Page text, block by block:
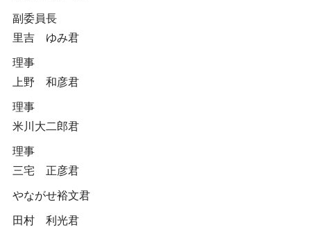
副委員長
里吉 ゆみ君
理事
上野 和彦君
理事
米川大二郎君
理事
三宅 正彦君
やながせ裕文君
田村 利光君